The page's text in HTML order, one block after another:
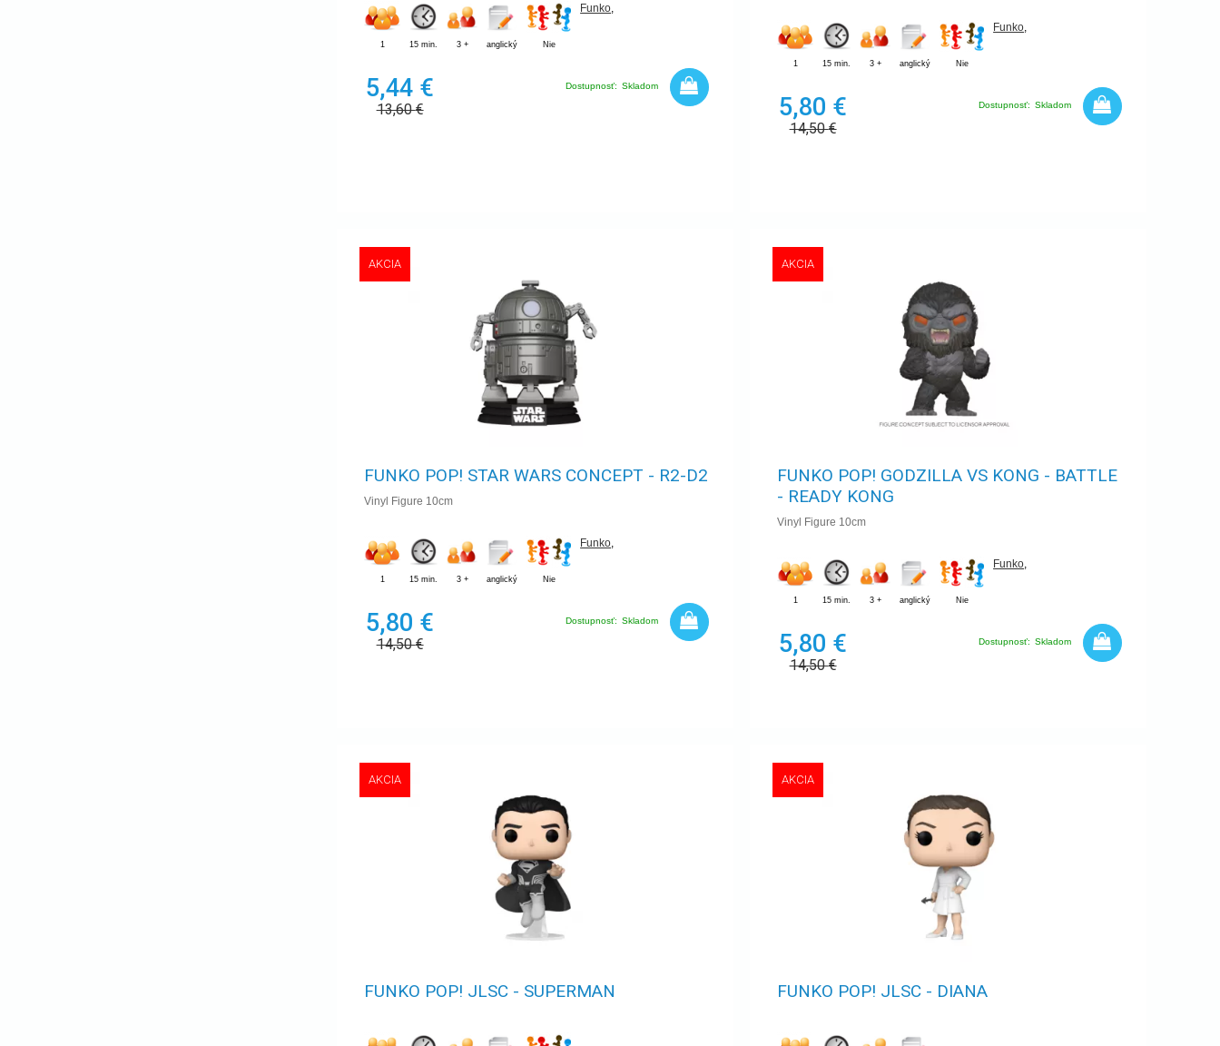
1 15 min. 3 + anglický Nie
Funko,
5,44 €
13,60€
Dostupnosť: Skladom
1 15 min. 3 + anglický Nie
Funko,
5,80 €
14,50€
Dostupnosť: Skladom
AKCIA
FUNKO POP! STAR WARS CONCEPT - R2-D2
Vinyl Figure 10cm
1 15 min. 3 + anglický Nie
Funko,
5,80 €
14,50€
Dostupnosť: Skladom
AKCIA
FUNKO POP! GODZILLA VS KONG - BATTLE
- READY KONG
Vinyl Figure 10cm
1 15 min. 3 + anglický Nie
Funko,
5,80 €
14,50€
Dostupnosť: Skladom
AKCIA
FUNKO POP! JLSC - SUPERMAN
AKCIA
FUNKO POP! JLSC - DIANA